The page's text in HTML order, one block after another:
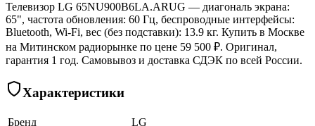
Телевизор LG 65NU900B6LA.ARUG — диагональ экрана:
65", частота обновления: 60 Гц, беспроводные интерфейсы:
Bluetooth, Wi-Fi, вес (без подставки): 13.9 кг. Купить в Москве
на Митинском радиорынке по цене 59 500 ₽. Оригинал,
гарантия 1 год. Самовывоз и доставка СДЭК по всей России.
Характеристики
Бренд LG